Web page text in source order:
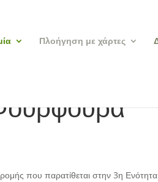
Πλοήγηση με χάρτες
που παρατίθεται στην 3η